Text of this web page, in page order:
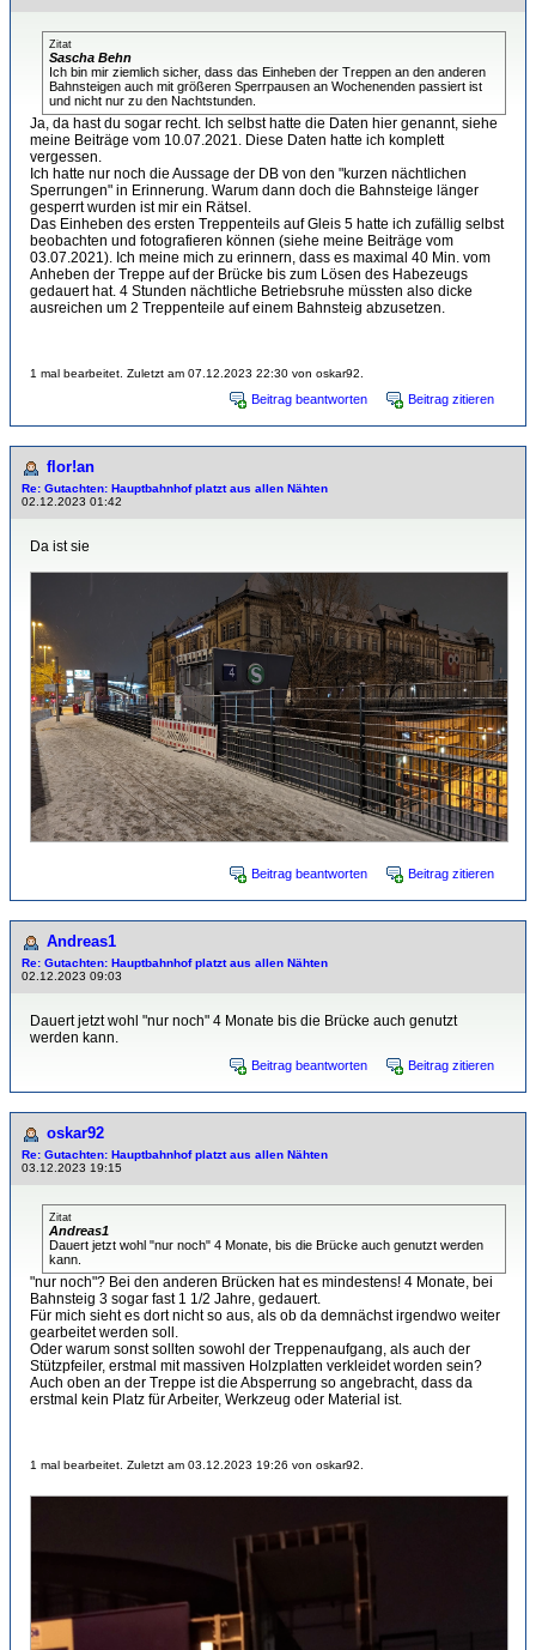
Zitat
Sascha Behn
Ich bin mir ziemlich sicher, dass das Einheben der Treppen an den anderen
Bahnsteigen auch mit größeren Sperrpausen an Wochenenden passiert ist
und nicht nur zu den Nachtstunden.
Ja, da hast du sogar recht. Ich selbst hatte die Daten hier genannt, siehe
meine Beiträge vom 10.07.2021. Diese Daten hatte ich komplett
vergessen.
Ich hatte nur noch die Aussage der DB von den "kurzen nächtlichen
Sperrungen" in Erinnerung. Warum dann doch die Bahnsteige länger
gesperrt wurden ist mir ein Rätsel.
Das Einheben des ersten Treppenteils auf Gleis 5 hatte ich zufällig selbst
beobachten und fotografieren können (siehe meine Beiträge vom
03.07.2021). Ich meine mich zu erinnern, dass es maximal 40 Min. vom
Anheben der Treppe auf der Brücke bis zum Lösen des Habezeugs
gedauert hat. 4 Stunden nächtliche Betriebsruhe müssten also dicke
ausreichen um 2 Treppenteile auf einem Bahnsteig abzusetzen.
1 mal bearbeitet. Zuletzt am 07.12.2023 22:30 von oskar92.
Beitrag beantworten Beitrag zitieren
flor!an
Re: Gutachten: Hauptbahnhof platzt aus allen Nähten
02.12.2023 01:42
Da ist sie
Beitrag beantworten Beitrag zitieren
Andreas1
Re: Gutachten: Hauptbahnhof platzt aus allen Nähten
02.12.2023 09:03
Dauert jetzt wohl "nur noch" 4 Monate bis die Brücke auch genutzt
werden kann.
Beitrag beantworten Beitrag zitieren
oskar92
Re: Gutachten: Hauptbahnhof platzt aus allen Nähten
03.12.2023 19:15
Zitat
Andreas1
Dauert jetzt wohl "nur noch" 4 Monate, bis die Brücke auch genutzt werden
kann.
"nur noch"? Bei den anderen Brücken hat es mindestens! 4 Monate, bei
Bahnsteig 3 sogar fast 1 1/2 Jahre, gedauert.
Für mich sieht es dort nicht so aus, als ob da demnächst irgendwo weiter
gearbeitet werden soll.
Oder warum sonst sollten sowohl der Treppenaufgang, als auch der
Stützpfeiler, erstmal mit massiven Holzplatten verkleidet worden sein?
Auch oben an der Treppe ist die Absperrung so angebracht, dass da
erstmal kein Platz für Arbeiter, Werkzeug oder Material ist.
1 mal bearbeitet. Zuletzt am 03.12.2023 19:26 von oskar92.